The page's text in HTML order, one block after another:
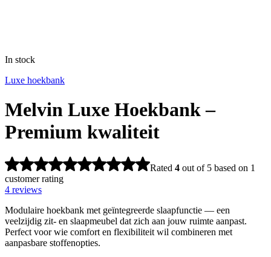
In stock
Luxe hoekbank
Melvin Luxe Hoekbank –
Premium kwaliteit
Rated 4 out of 5 based on 1
customer rating
4 reviews
Modulaire hoekbank met geïntegreerde slaapfunctie — een
veelzijdig zit- en slaapmeubel dat zich aan jouw ruimte aanpast.
Perfect voor wie comfort en flexibiliteit wil combineren met
aanpasbare stoffenopties.